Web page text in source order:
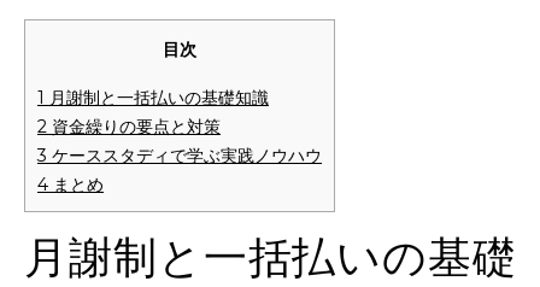
目次
1 月謝制と一括払いの基礎知識
2 資金繰りの要点と対策
3 ケーススタディで学ぶ実践ノウハウ
4 まとめ
月謝制と一括払いの基礎